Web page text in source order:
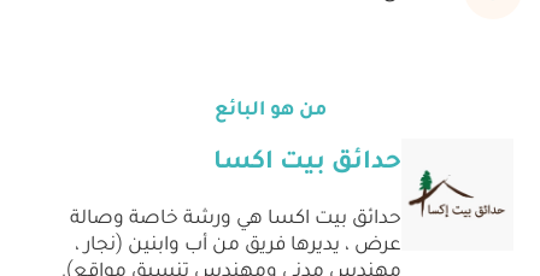
من هو البائع
حدائق بيت اكسا
حدائق بيت اكسا هي ورشة خاصة وصالة
عرض ، يديرها فريق من أب وابنين (نجار ،
مهندس مدني ومهندس تنسيق مواقع).